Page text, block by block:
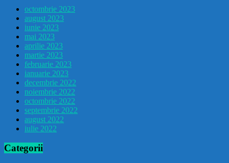
octombrie 2023
august 2023
iunie 2023
mai 2023
aprilie 2023
martie 2023
februarie 2023
ianuarie 2023
decembrie 2022
noiembrie 2022
octombrie 2022
septembrie 2022
august 2022
iulie 2022
Categorii